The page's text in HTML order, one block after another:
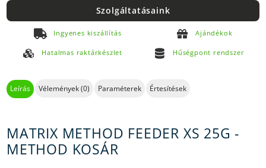
Szolgáltatásaink
Ingyenes kiszállítás Ajándékok
Hatalmas raktárkészlet Hűségpont rendszer
Leírás Vélemények (0) Paraméterek Értesítések
MATRIX METHOD FEEDER XS 25G -
METHOD KOSÁR